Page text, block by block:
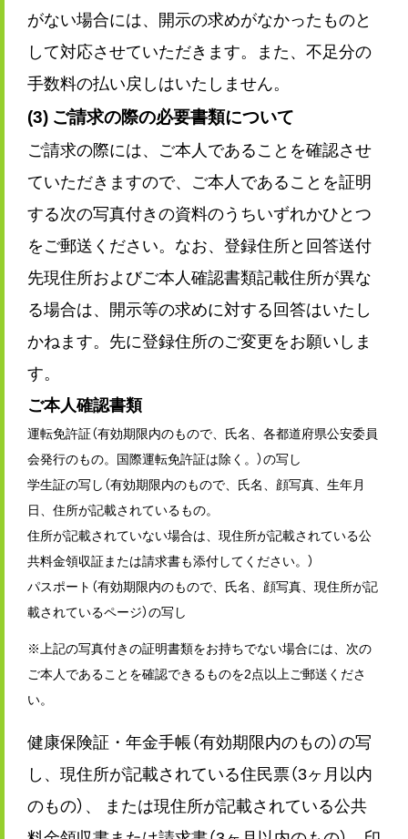
がない場合には、開示の求めがなかったものと
して対応させていただきます。また、不足分の
手数料の払い戻しはいたしません。
(3) ご請求の際の必要書類について
ご請求の際には、ご本人であることを確認させ
ていただきますので、ご本人であることを証明
する次の写真付きの資料のうちいずれかひとつ
をご郵送ください。なお、登録住所と回答送付
先現住所およびご本人確認書類記載住所が異な
る場合は、開示等の求めに対する回答はいたし
かねます。先に登録住所のご変更をお願いしま
す。
ご本人確認書類
運転免許証（有効期限内のもので、氏名、各都道府県公安委員
会発行のもの。国際運転免許証は除く。）の写し
学生証の写し（有効期限内のもので、氏名、顔写真、生年月
日、住所が記載されているもの。
住所が記載されていない場合は、現住所が記載されている公
共料金領収証または請求書も添付してください。）
パスポート（有効期限内のもので、氏名、顔写真、現住所が記
載されているページ）の写し
※上記の写真付きの証明書類をお持ちでない場合には、次の
ご本人であることを確認できるものを2点以上ご郵送くださ
い。
健康保険証・年金手帳（有効期限内のもの）の写
し、現住所が記載されている住民票（3ヶ月以内
のもの）、 または現住所が記載されている公共